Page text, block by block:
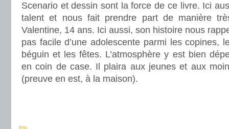
Scenario et dessin sont la force de ce livre. Ici
talent et nous fait prendre part de manière
Valentine, 14 ans. Ici aussi, son histoire nous
pas facile d’une adolescente parmi les copines,
béguin et les fêtes. L’atmosphère y est bien
en coin de case. Il plaira aux jeunes et aux
(preuve en est, à la maison).